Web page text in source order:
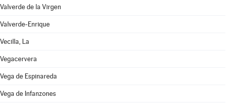
Valverde de la Virgen
Valverde-Enrique
Vecilla, La
Vegacervera
Vega de Espinareda
Vega de Infanzones